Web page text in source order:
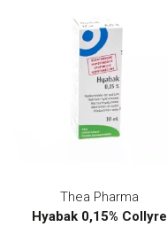
Thea Pharma
Hyabak 0,15% Collyre